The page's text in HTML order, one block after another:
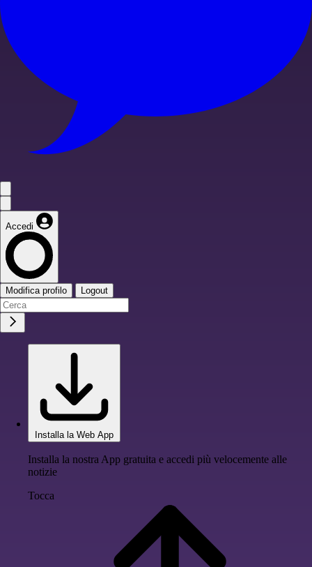
Accedi
Modifica profilo Logout
Installa la Web App
Installa la nostra App gratuita e accedi più velocemente alle
notizie
Tocca